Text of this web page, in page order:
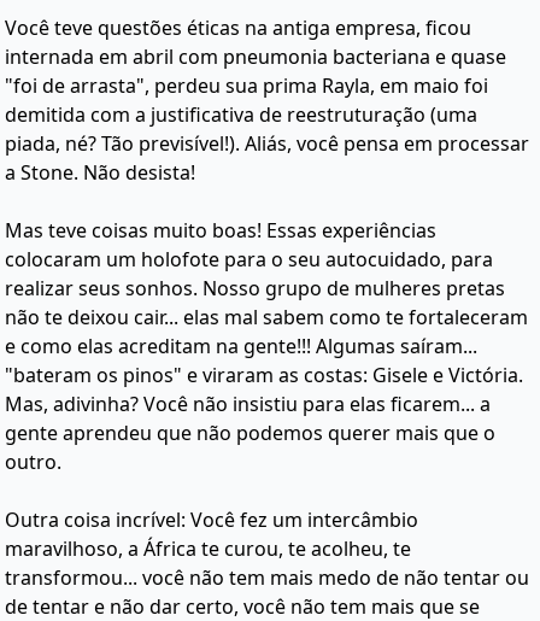
Você teve questões éticas na antiga empresa, ficou
internada em abril com pneumonia bacteriana e quase
"foi de arrasta", perdeu sua prima Rayla, em maio foi
demitida com a justificativa de reestruturação (uma
piada, né? Tão previsível!). Aliás, você pensa em processar
a Stone. Não desista!
Mas teve coisas muito boas! Essas experiências
colocaram um holofote para o seu autocuidado, para
realizar seus sonhos. Nosso grupo de mulheres pretas
não te deixou cair... elas mal sabem como te fortaleceram
e como elas acreditam na gente!!! Algumas saíram...
"bateram os pinos" e viraram as costas: Gisele e Victória.
Mas, adivinha? Você não insistiu para elas ficarem... a
gente aprendeu que não podemos querer mais que o
outro.
Outra coisa incrível: Você fez um intercâmbio
maravilhoso, a África te curou, te acolheu, te
transformou... você não tem mais medo de não tentar ou
de tentar e não dar certo, você não tem mais que se